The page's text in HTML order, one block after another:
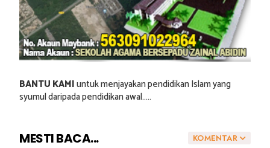
BANTU KAMIuntuk menjayakan pendidikan Islam yang
syumul daripada pendidikan awal.....
KOMENTAR
MESTI BACA...